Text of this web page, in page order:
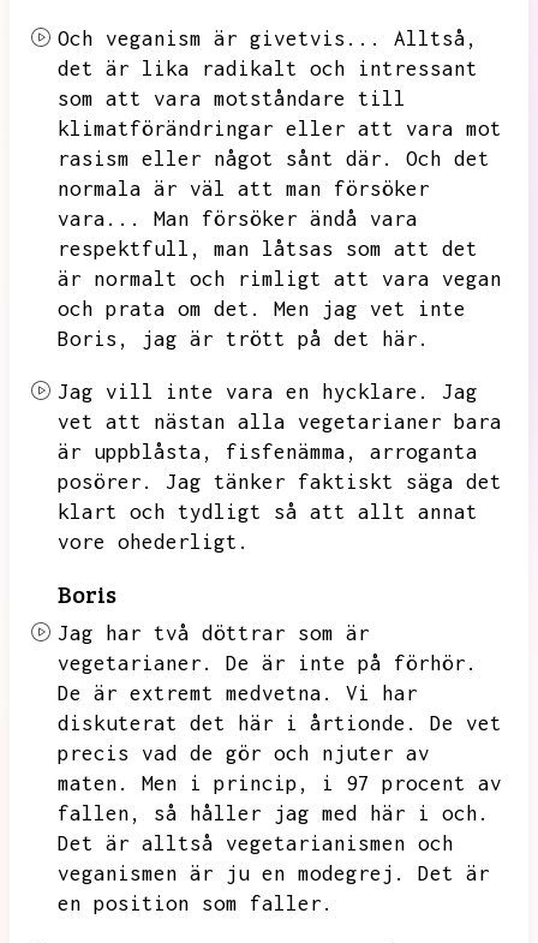
Och veganism är givetvis...
Alltså,
det är lika radikalt och intressant
som att vara motståndare till
klimatförändringar eller att vara mot
rasism eller något sånt där.
Och det
normala är väl att man försöker
vara...
Man försöker ändå vara
respektfull,
man låtsas som att det
är normalt och rimligt att vara vegan
och prata om det.
Men jag vet inte
Boris,
jag är trött på det här.
Jag vill inte vara en hycklare.
Jag
vet att nästan alla vegetarianer bara
är uppblåsta,
fisfenämma,
arroganta
posörer.
Jag tänker faktiskt säga det
klart och tydligt så att allt annat
vore ohederligt.
Boris
Jag har två döttrar som är
vegetarianer.
De är inte på förhör.
De är extremt medvetna.
Vi har
diskuterat det här i årtionde.
De vet
precis vad de gör och njuter av
maten.
Men i princip,
i 97 procent av
fallen,
så håller jag med här i och.
Det är alltså vegetarianismen och
veganismen är ju en modegrej.
Det är
en position som faller.